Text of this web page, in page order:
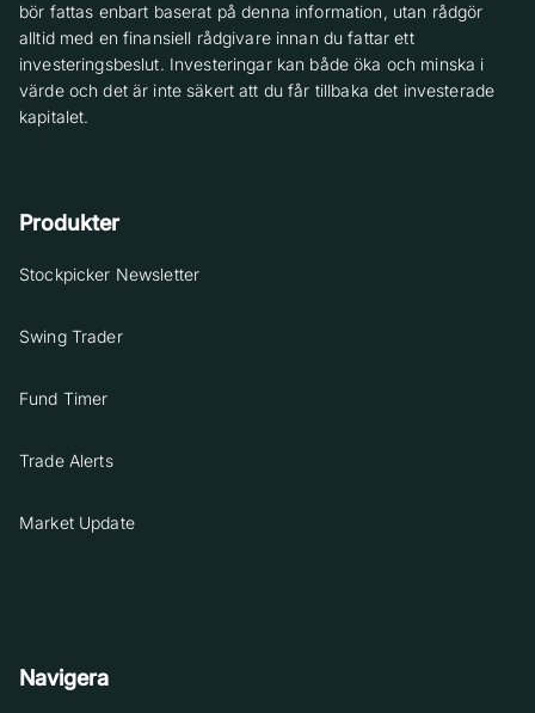
bör fattas enbart baserat på denna information, utan rådgör
alltid med en finansiell rådgivare innan du fattar ett
investeringsbeslut. Investeringar kan både öka och minska i
värde och det är inte säkert att du får tillbaka det investerade
kapitalet.
Produkter
Stockpicker Newsletter
Swing Trader
Fund Timer
Trade Alerts
Market Update
Navigera